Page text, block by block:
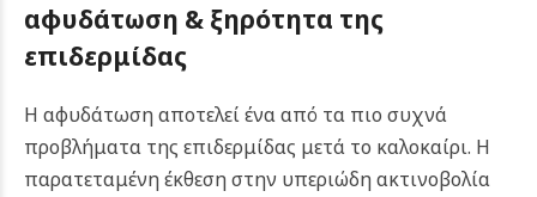
αφυδάτωση & ξηρότητα της
επιδερμίδας
Η αφυδάτωση αποτελεί ένα από τα πιο συχνά
προβλήματα της επιδερμίδας μετά το καλοκαίρι. Η
παρατεταμένη έκθεση στην υπεριώδη ακτινοβολία